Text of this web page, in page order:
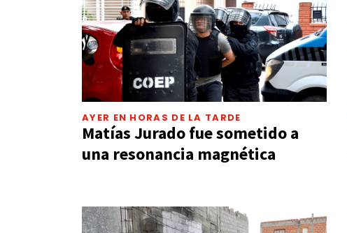
AYER EN HORAS DE LA TARDE
Matías Jurado fue sometido a
una resonancia magnética